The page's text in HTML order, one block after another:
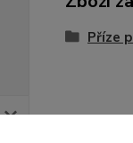
Příze